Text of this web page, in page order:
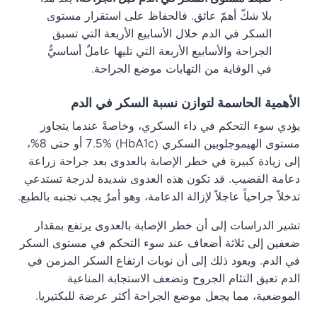
بلا شكّ أهمّ عائق. فالحفاظ على استقرار مستوى
السكر في الدم خلال الأسابيع الأربعة التي تسبق
الجراحة والأسابيع الأربعة التي تليها عاملٌ أساسيٌّ
في الوقاية من التهابات موضع الجراحة.
الأهمية الحاسمة لتوازن نسبة السكر في الدم
يؤدي سوء التحكم في داء السكري، وخاصةً عندما يتجاوز
مستوى الهيموجلوبين السكري (HbA1c) 7.5% أو حتى 8%،
إلى زيادة كبيرة في خطر الإصابة بالعدوى بعد جراحة زراعة
دعامة القضيب. قد تكون هذه العدوى شديدة لدرجة تستدعي
تدخلاً جراحياً عاجلاً لإزالة الدعامة، وهو أمرٌ يجب تجنبه بالطبع.
تشير الدراسات إلى أن خطر الإصابة بالعدوى يرتفع بمقدار
ضعفين إلى ثلاثة أضعاف عند سوء التحكم في مستوى السكر
في الدم. ويعود ذلك إلى أن نوبات ارتفاع السكر المزمن في
الدم تعيق التئام الجروح وتضعف الاستجابة المناعية
الموضعية، مما يجعل موضع الجراحة أكثر عرضة للبكتيريا.